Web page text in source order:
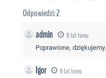
Odpowiedzi:2
admin 8 lat temu
Poprawione, dziękujemy.
Igor 8 lat temu